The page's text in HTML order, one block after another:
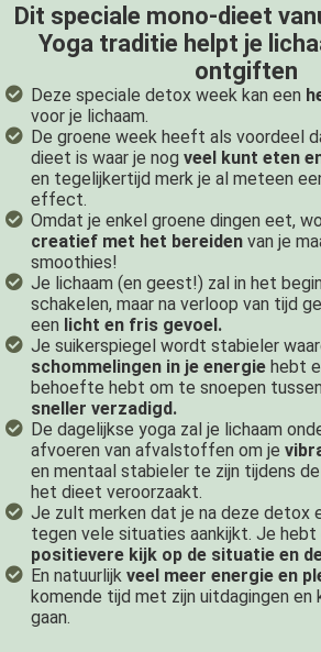
Dit speciale mono-dieet
Yoga traditie helpt je
ontgiften
Deze speciale detox week kan een
voor je lichaam.
De groene week heeft als voordeel
dieet is waar je nogveel kunt eten
en tegelijkertijd merk je al meteen
effect.
Omdat je enkel groene dingen eet,
creatief met het bereidenvan je
smoothies!
Je lichaam (en geest!) zal in het
schakelen, maar na verloop van tijd
een licht en fris gevoel.
Je suikerspiegel wordt stabieler
schommelingen in je energie hebt
behoefte hebt om te snoepen
sneller verzadigd.
De dagelijkse yoga zal je lichaam
afvoeren van afvalstoffen om je
en mentaal stabieler te zijn tijdens
het dieet veroorzaakt.
Je zult merken dat je na deze detox
tegen vele situaties aankijkt. Je hebt
positievere kijk op de situatie en
En natuurlijkveel meer energie en
komende tijd met zijn uitdagingen en
gaan.